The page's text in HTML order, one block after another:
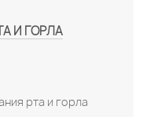
И ГОРЛА
рта и горла